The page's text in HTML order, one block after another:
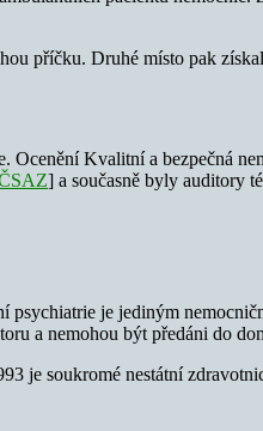
příčku. Druhé místo pak
Kvalitní a bezpečná
] a současně byly auditory
psychiatrie je jediným
a nemohou být předáni do
je soukromé nestátní